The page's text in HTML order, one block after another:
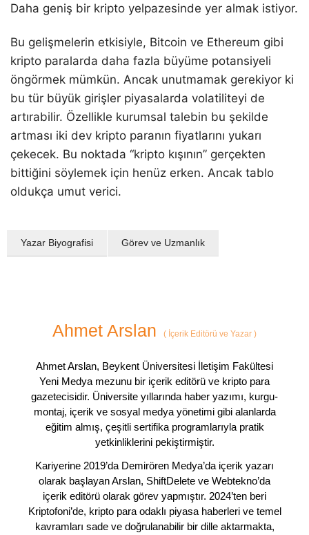
Daha geniş bir kripto yelpazesinde yer almak istiyor.
Bu gelişmelerin etkisiyle, Bitcoin ve Ethereum gibi
kripto paralarda daha fazla büyüme potansiyeli
öngörmek mümkün. Ancak unutmamak gerekiyor ki
bu tür büyük girişler piyasalarda volatiliteyi de
artırabilir. Özellikle kurumsal talebin bu şekilde
artması iki dev kripto paranın fiyatlarını yukarı
çekecek. Bu noktada “kripto kışının” gerçekten
bittiğini söylemek için henüz erken. Ancak tablo
oldukça umut verici.
Yazar Biyografisi Görev ve Uzmanlık
Ahmet Arslan ( İçerik Editörü ve Yazar )
Ahmet Arslan, Beykent Üniversitesi İletişim Fakültesi
Yeni Medya mezunu bir içerik editörü ve kripto para
gazetecisidir. Üniversite yıllarında haber yazımı, kurgu-
montaj, içerik ve sosyal medya yönetimi gibi alanlarda
eğitim almış, çeşitli sertifika programlarıyla pratik
yetkinliklerini pekiştirmiştir.
Kariyerine 2019’da Demirören Medya’da içerik yazarı
olarak başlayan Arslan, ShiftDelete ve Webtekno’da
içerik editörü olarak görev yapmıştır. 2024’ten beri
Kriptofoni’de, kripto para odaklı piyasa haberleri ve temel
kavramları sade ve doğrulanabilir bir dille aktarmakta,